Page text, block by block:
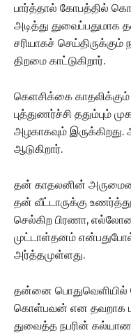
பார்த்தால் கோபத்தில்
அடித்து
சரியாகச்
திறமை காட்டுகிறார்.
கெளசிக்கை காதலிக்கும்
புத்துணர்ச்சி ததும்பும்
அழகாகவும்
ஆடுகிறார்.
தன் காதலனின் அருமையை,
தன் வீட்டாருக்கு
செல்கிற பிரணா,
முட்டாள்தனம்
அர்த்தமுள்ளது.
தன்னை பொதுவெளியில்
கொள்பவன் என தவறாக
துவைத்த நபரின்